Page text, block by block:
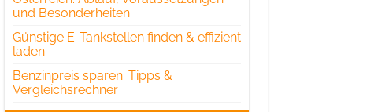
und Besonderheiten
Günstige E-Tankstellen finden & effizient
laden
Benzinpreis sparen: Tipps &
Vergleichsrechner